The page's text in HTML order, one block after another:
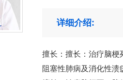
详细介绍:
擅长：擅长：治疗脑梗
阻塞性肺病及消化性